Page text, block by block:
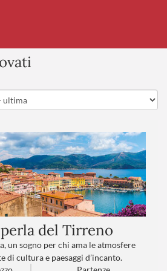
perla del Tirreno
un sogno per chi ama le atmosfere
di cultura e paesaggi d’incanto.